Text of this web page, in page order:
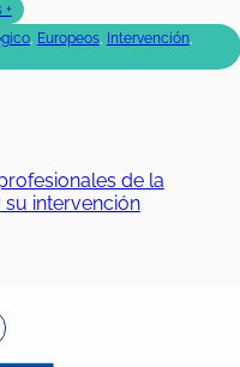
+
, Europeos, Intervención,
de la
intervención